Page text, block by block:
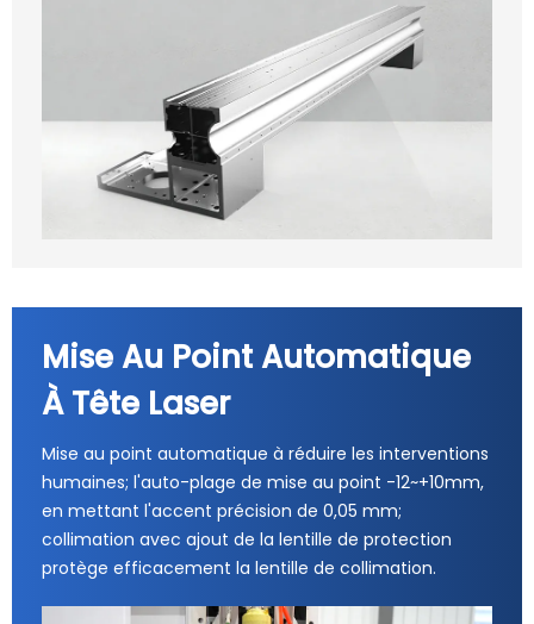
Mise Au Point Automatique
À Tête Laser
Mise au point automatique à réduire les interventions
humaines; l'auto-plage de mise au point -12~+10mm,
en mettant l'accent précision de 0,05 mm;
collimation avec ajout de la lentille de protection
protège efficacement la lentille de collimation.